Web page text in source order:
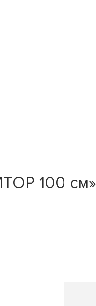
100 см»